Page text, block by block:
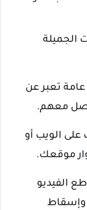
الجميلة
تعبر عن
معهم.
الويب أو
موقعك.
الفيديو
وإسقاط